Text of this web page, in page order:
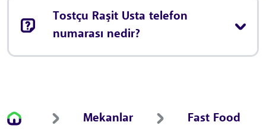
Tostçu Raşit Usta telefon
numarası nedir?
Mekanlar Fast Food